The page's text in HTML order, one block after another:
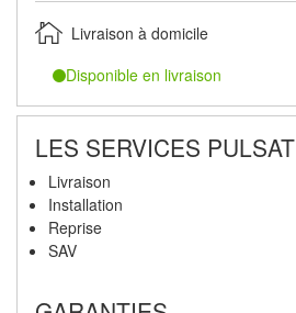
Livraison à domicile
Disponible en livraison
LES SERVICES PULSAT
Livraison
Installation
Reprise
SAV